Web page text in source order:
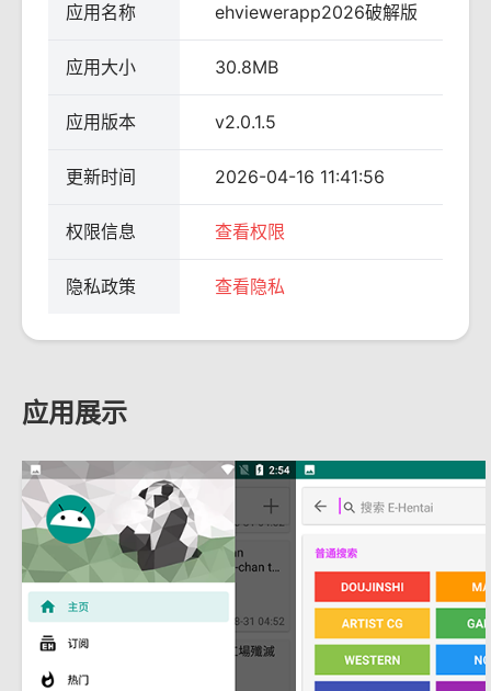
应用名称 ehviewerapp2026破解版
应用大小 30.8MB
应用版本 v2.0.1.5
更新时间 2026-04-16 11:41:56
权限信息 查看权限
隐私政策 查看隐私
应用展示